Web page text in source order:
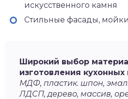
искусственного камня
Стильные фасады,
Широкий выбор
изготовления кухонных
МДФ, пластик. шпон,
ЛДСП, дерево, массив,